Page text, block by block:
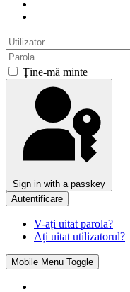
Ţine-mă minte
Sign in with a passkey
Autentificare
V-ați uitat parola?
Ați uitat utilizatorul?
Mobile Menu Toggle